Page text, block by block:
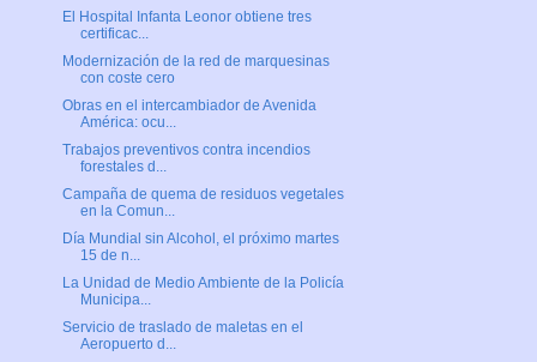
El Hospital Infanta Leonor obtiene tres
certificac...
Modernización de la red de marquesinas
con coste cero
Obras en el intercambiador de Avenida
América: ocu...
Trabajos preventivos contra incendios
forestales d...
Campaña de quema de residuos vegetales
en la Comun...
Día Mundial sin Alcohol, el próximo martes
15 de n...
La Unidad de Medio Ambiente de la Policía
Municipa...
Servicio de traslado de maletas en el
Aeropuerto d...